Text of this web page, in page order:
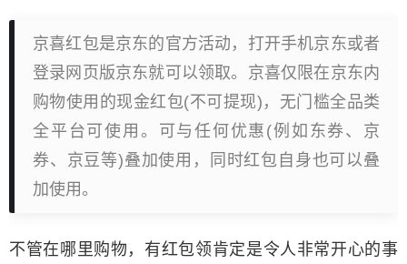
京喜红包是京东的官方活动，打开手机京东或者
登录网页版京东就可以领取。京喜仅限在京东内
购物使用的现金红包(不可提现)，无门槛全品类
全平台可使用。可与任何优惠(例如东券、京
券、京豆等)叠加使用，同时红包自身也可以叠
加使用。
不管在哪里购物，有红包领肯定是令人非常开心的事